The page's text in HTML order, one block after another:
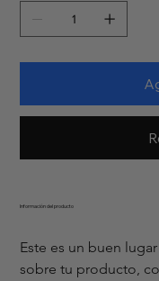
Información del producto
Este es un buen
sobre tu producto,